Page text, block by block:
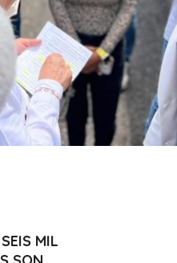
MIL